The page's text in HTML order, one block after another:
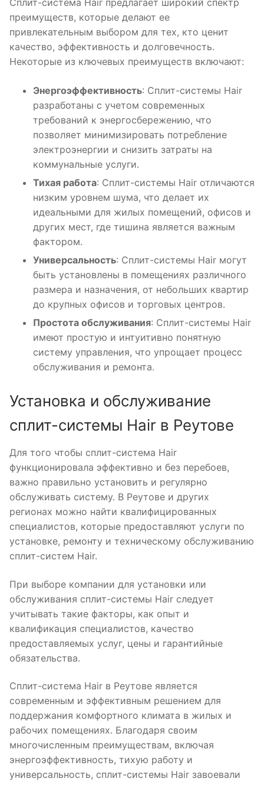
преимуществ, которые делают ее
привлекательным выбором для тех, кто ценит
качество, эффективность и долговечность.
Некоторые из ключевых преимуществ включают:
Энергоэффективность: Сплит-системы Hair
разработаны с учетом современных
требований к энергосбережению, что
позволяет минимизировать потребление
электроэнергии и снизить затраты на
коммунальные услуги.
Тихая работа: Сплит-системы Hair отличаются
низким уровнем шума, что делает их
идеальными для жилых помещений, офисов и
других мест, где тишина является важным
фактором.
Универсальность: Сплит-системы Hair могут
быть установлены в помещениях различного
размера и назначения, от небольших квартир
до крупных офисов и торговых центров.
Простота обслуживания: Сплит-системы Hair
имеют простую и интуитивно понятную
систему управления, что упрощает процесс
обслуживания и ремонта.
Установка и обслуживание
сплит-системы Hair в Реутове
Для того чтобы сплит-система Hair
функционировала эффективно и без перебоев,
важно правильно установить и регулярно
обслуживать систему. В Реутове и других
регионах можно найти квалифицированных
специалистов, которые предоставляют услуги по
установке, ремонту и техническому обслуживанию
сплит-систем Hair.
При выборе компании для установки или
обслуживания сплит-системы Hair следует
учитывать такие факторы, как опыт и
квалификация специалистов, качество
предоставляемых услуг, цены и гарантийные
обязательства.
Сплит-система Hair в Реутове является
современным и эффективным решением для
поддержания комфортного климата в жилых и
рабочих помещениях. Благодаря своим
многочисленным преимуществам, включая
энергоэффективность, тихую работу и
универсальность, сплит-системы Hair завоевали